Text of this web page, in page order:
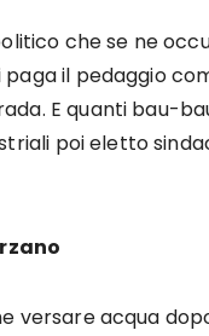
che se ne
il pedaggio
E quanti bau-
poi eletto
versare acqua